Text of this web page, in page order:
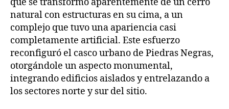
natural con estructuras en su cima, a un
complejo que tuvo una apariencia casi
completamente artificial. Este esfuerzo
reconfiguró el casco urbano de Piedras Negras,
otorgándole un aspecto monumental,
integrando edificios aislados y entrelazando a
los sectores norte y sur del sitio.